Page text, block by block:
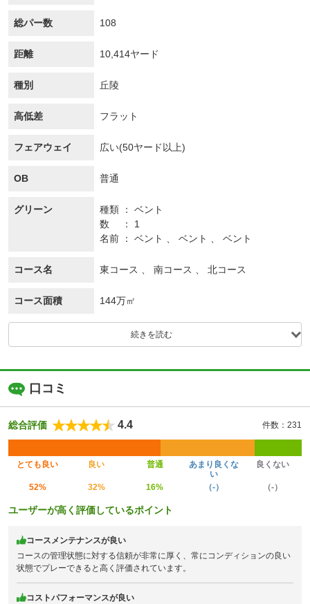
総パー数 108
距離 10,414ヤード
種別 丘陵
高低差 フラット
フェアウェイ 広い(50ヤード以上)
OB 普通
グリーン 種類
ベント
数
1
名前
ベント 、 ベント 、 ベント
コース名 東コース 、 南コース 、 北コース
コース面積 144万㎡
続きを読む
口コミ
総合評価 4.4 件数：231
とても良い 良い 普通
あまり良くな
い
良くない
52% 32% 16% （-） （-）
ユーザーが高く評価しているポイント
コースメンテナンスが良い
コースの管理状態に対する信頼が非常に厚く、常にコンディションの良い
状態でプレーできると高く評価されています。
コストパフォーマンスが良い